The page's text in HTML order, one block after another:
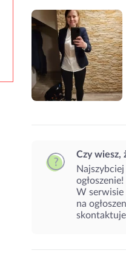
Czy wiesz,
ogłoszenie!
W serwisie
na